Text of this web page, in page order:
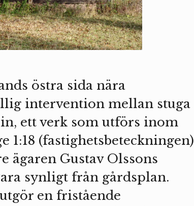
östra sida nära
intervention mellan stuga
ett verk som utförs inom
(fastighetsbeteckningen)
ägaren Gustav Olssons
synligt från gårdsplan.
en fristående